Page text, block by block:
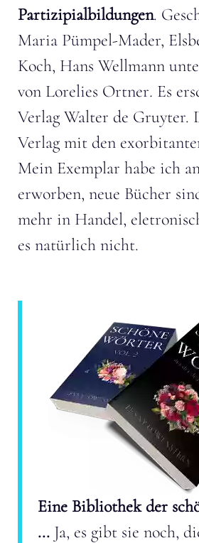
Partizipialbildungen.
Maria Pümpel-Mader,
Koch, Hans Wellmann
von Lorelies Ortner. Es
Verlag Walter de Gruyter.
Verlag mit den
Mein Exemplar habe ich
erworben, neue Bücher
mehr in Handel,
es natürlich nicht.
Eine Bibliothek der
... Ja, es gibt sie noch,